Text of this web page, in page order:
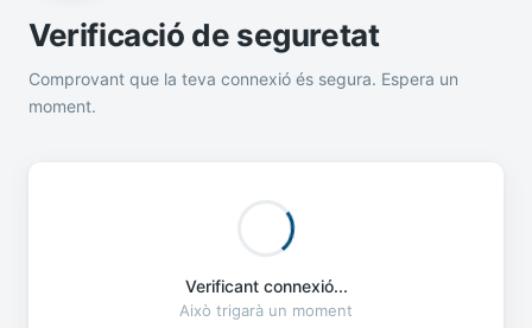
Verificació de seguretat
Comprovant que la teva connexió és segura. Espera un
moment.
Verificant connexió...
Això trigarà un moment